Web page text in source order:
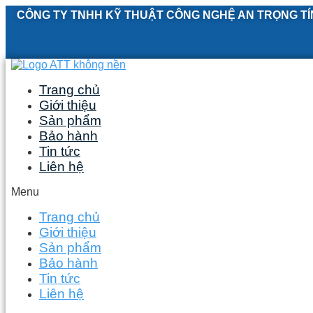
Skip
CÔNG TY TNHH KỸ THUẬT CÔNG NGHỆ AN TRỌNG
Trang chủ
Giới thiệu
Sản phẩm
Bảo hành
Tin tức
Liên hệ
Menu
Trang chủ
Giới thiệu
Sản phẩm
Bảo hành
Tin tức
Liên hệ